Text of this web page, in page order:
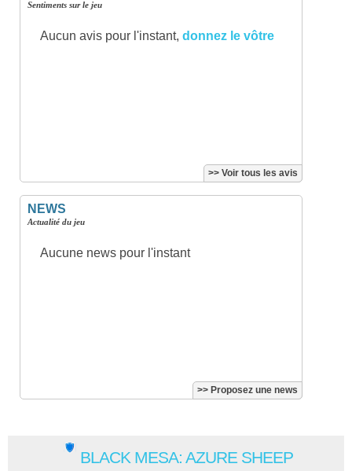
Sentiments sur le jeu
Aucun avis pour l'instant, donnez le vôtre
>> Voir tous les avis
NEWS
Actualité du jeu
Aucune news pour l'instant
>> Proposez une news
BLACK MESA: AZURE SHEEP